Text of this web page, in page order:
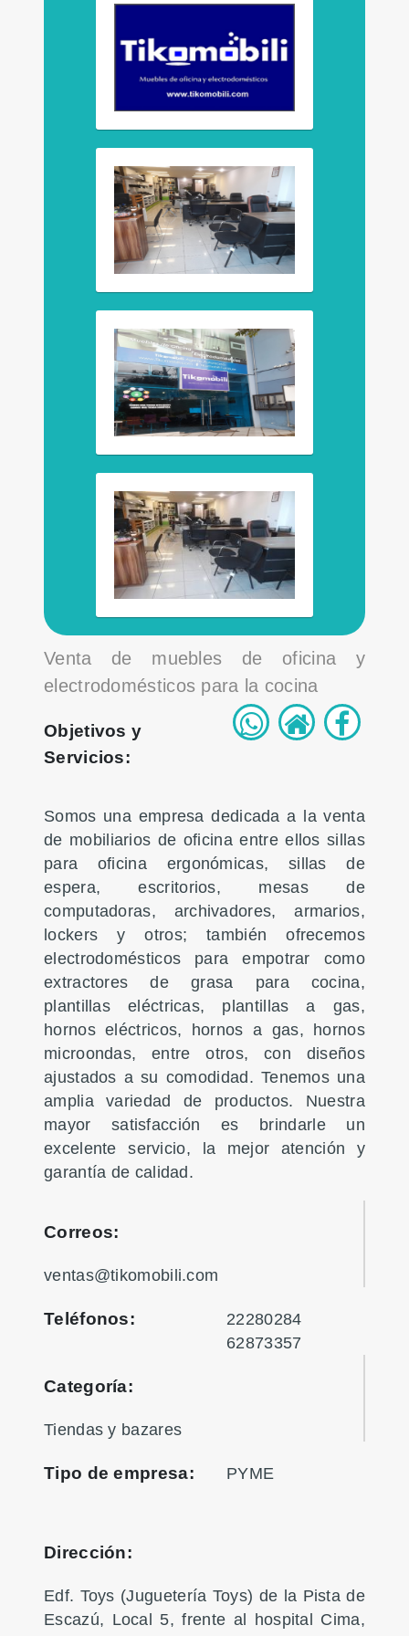
Venta de muebles de oficina y
electrodomésticos para la cocina
Objetivos y
Servicios:
Somos una empresa dedicada a la venta
de mobiliarios de oficina entre ellos sillas
para oficina ergonómicas, sillas de
espera, escritorios, mesas de
computadoras, archivadores, armarios,
lockers y otros; también ofrecemos
electrodomésticos para empotrar como
extractores de grasa para cocina,
plantillas eléctricas, plantillas a gas,
hornos eléctricos, hornos a gas, hornos
microondas, entre otros, con diseños
ajustados a su comodidad. Tenemos una
amplia variedad de productos. Nuestra
mayor satisfacción es brindarle un
excelente servicio, la mejor atención y
garantía de calidad.
Correos:
ventas@tikomobili.com
Teléfonos:
22280284
62873357
Categoría:
Tiendas y bazares
Tipo de empresa: PYME
Dirección:
Edf. Toys (Juguetería Toys) de la Pista de
Escazú, Local 5, frente al hospital Cima,